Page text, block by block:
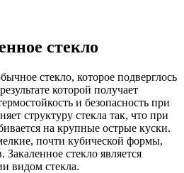
стекло
стекло, которое подверглось
которой получает
и безопасность при
структуру стекла так, что при
на крупные острые куски.
почти кубической формы,
стекло является
видом стекла.